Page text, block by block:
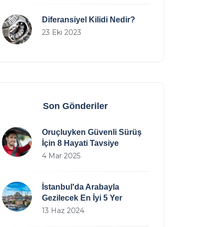
Diferansiyel Kilidi Nedir?
23 Eki 2023
Son Gönderiler
Oruçluyken Güvenli Sürüş
İçin 8 Hayati Tavsiye
4 Mar 2025
İstanbul'da Arabayla
Gezilecek En İyi 5 Yer
13 Haz 2024